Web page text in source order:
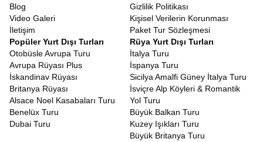
Blog
Video Galeri
İletişim
Gizlilik Politikası
Kişisel Verilerin Korunması
Paket Tur Sözleşmesi
Popüler Yurt Dışı Turları
Otobüsle Avrupa Turu
Avrupa Rüyası Plus
İskandinav Rüyası
Britanya Rüyası
Alsace Noel Kasabaları Turu
Benelüx Turu
Dubai Turu
Rüya Yurt Dışı Turları
İtalya Turu
İspanya Turu
Sicilya Amalfi Güney İtalya Turu
İsviçre Alp Köyleri & Romantik
Yol Turu
Büyük Balkan Turu
Kuzey Işıkları Turu
Büyük Britanya Turu